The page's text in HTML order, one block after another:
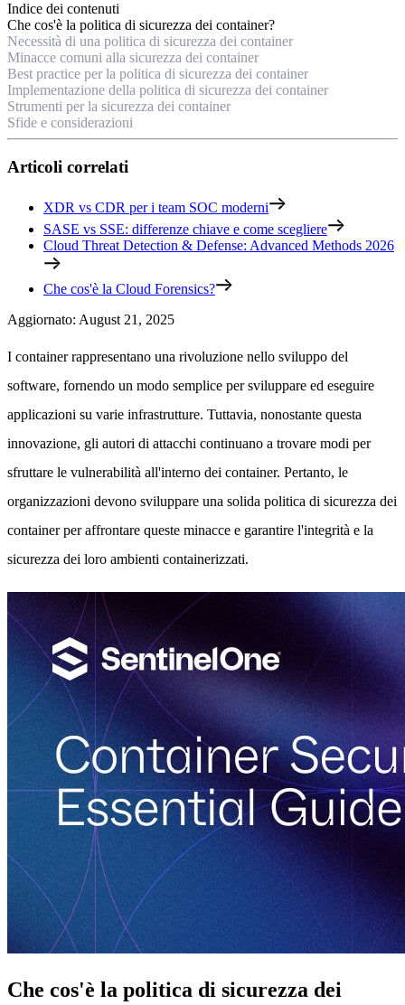
Indice dei contenuti
Che cos'è la politica di sicurezza dei container?
Necessità di una politica di sicurezza dei container
Minacce comuni alla sicurezza dei container
Best practice per la politica di sicurezza dei container
Implementazione della politica di sicurezza dei container
Strumenti per la sicurezza dei container
Sfide e considerazioni
Articoli correlati
XDR vs CDR per i team SOC moderni
SASE vs SSE: differenze chiave e come scegliere
Cloud Threat Detection & Defense: Advanced Methods 2026
Che cos'è la Cloud Forensics?
Aggiornato: August 21, 2025
I container rappresentano una rivoluzione nello sviluppo del
software, fornendo un modo semplice per sviluppare ed eseguire
applicazioni su varie infrastrutture. Tuttavia, nonostante questa
innovazione, gli autori di attacchi continuano a trovare modi per
sfruttare le vulnerabilità all'interno dei container. Pertanto, le
organizzazioni devono sviluppare una solida politica di sicurezza dei
container per affrontare queste minacce e garantire l'integrità e la
sicurezza dei loro ambienti containerizzati.
Che cos'è la politica di sicurezza dei